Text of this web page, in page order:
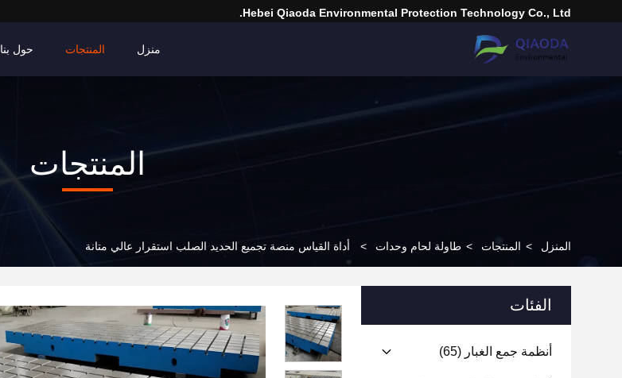
Hebei Qiaoda Environmental Protection Technology Co., Ltd.
منزل المنتجات حول بنا
المنتجات
المنزل > المنتجات > طاولة لحام وحدات > أداة القياس منصة تجميع الحديد الصلب استقرار عالي متانة
الفئات
أنظمة جمع الغبار (65)